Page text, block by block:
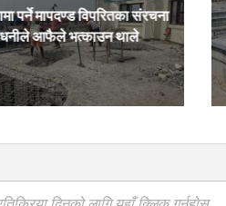
पर्ने मापदण्ड विपरितका संरचना
आफैले भत्काउन थाले